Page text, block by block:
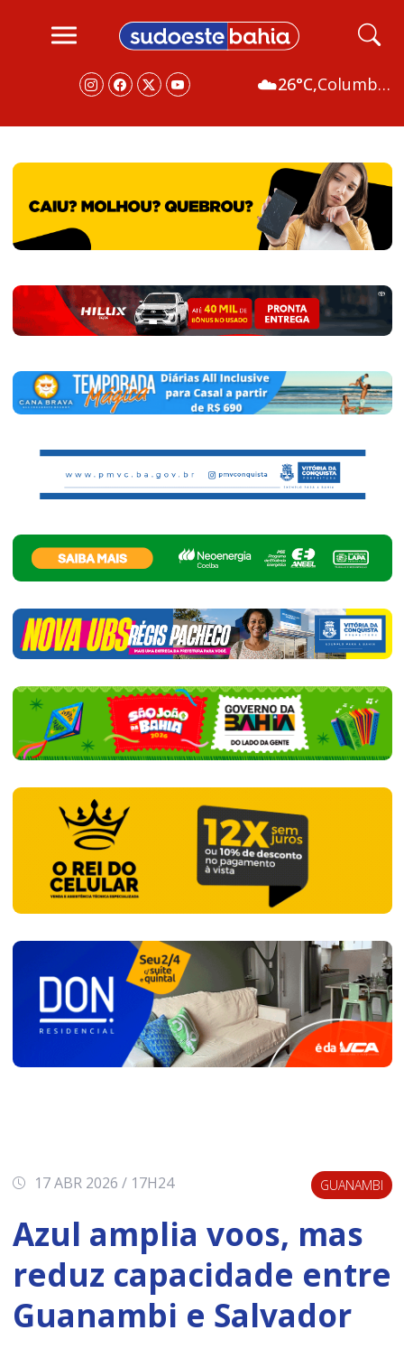
☁️26°C, Columbus
17 ABR 2026 / 17H24 GUANAMBI
Azul amplia voos, mas
reduz capacidade entre
Guanambi e Salvador